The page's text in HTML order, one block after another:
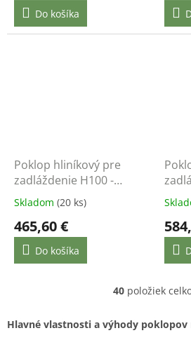
Do košíka
Poklop hliníkový pre
zadláždenie H100 -
900x900 - nosnosť do
12,5 t
Skladom (20 ks)
465,60 €
Do košíka
12,5
O
l
40 položiek
Hlavné vlastnosti a výhody poklopov